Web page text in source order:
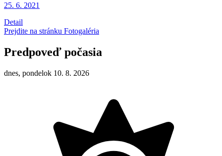
25. 6. 2021
Detail
Prejdite na stránku Fotogaléria
Predpoveď počasia
dnes, pondelok 10. 8. 2026